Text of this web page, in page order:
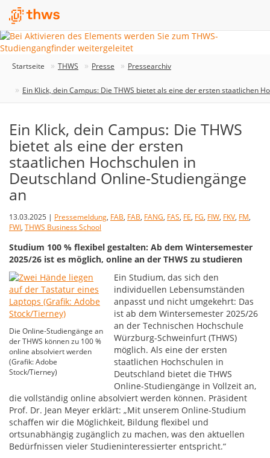
Startseite THWS Presse Pressearchiv
Ein Klick, dein Campus: Die THWS bietet als eine der ersten staatlichen
Ein Klick, dein Campus: Die THWS
bietet als eine der ersten
staatlichen Hochschulen in
Deutschland Online-Studiengänge
an
13.03.2025 | Pressemeldung, FAB, FAB, FANG, FAS, FE, FG, FIW, FKV, FM,
FWI, THWS Business School
Studium 100 % flexibel gestalten: Ab dem Wintersemester
2025/26 ist es möglich, online an der THWS zu studieren
Die Online-Studiengänge an
der THWS können zu 100 %
online absolviert werden
(Grafik: Adobe
Stock/Tierney)
Ein Studium, das sich den
individuellen Lebensumständen
anpasst und nicht umgekehrt: Das
ist ab dem Wintersemester 2025/26
an der Technischen Hochschule
Würzburg-Schweinfurt (THWS)
möglich. Als eine der ersten
staatlichen Hochschulen in
Deutschland bietet die THWS
Online-Studiengänge in Vollzeit an,
die vollständig online absolviert werden können. Präsident
Prof. Dr. Jean Meyer erklärt: „Mit unserem Online-Studium
schaffen wir die Möglichkeit, Bildung flexibel und
ortsunabhängig zugänglich zu machen, was den aktuellen
Bedürfnissen vieler Studieninteressierter entspricht.“